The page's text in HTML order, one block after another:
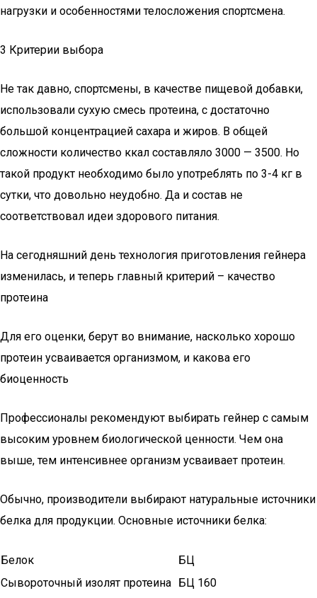
нагрузки и особенностями телосложения спортсмена.
3 Критерии выбора
Не так давно, спортсмены, в качестве пищевой добавки,
использовали сухую смесь протеина, с достаточно
большой концентрацией сахара и жиров. В общей
сложности количество ккал составляло 3000 — 3500. Но
такой продукт необходимо было употреблять по 3-4 кг в
сутки, что довольно неудобно. Да и состав не
соответствовал идеи здорового питания.
На сегодняшний день технология приготовления гейнера
изменилась, и теперь главный критерий – качество
протеина
Для его оценки, берут во внимание, насколько хорошо
протеин усваивается организмом, и какова его
биоценность
Профессионалы рекомендуют выбирать гейнер с самым
высоким уровнем биологической ценности. Чем она
выше, тем интенсивнее организм усваивает протеин.
Обычно, производители выбирают натуральные источники
белка для продукции. Основные источники белка:
Белок
БЦ
Сывороточный изолят протеина БЦ 160